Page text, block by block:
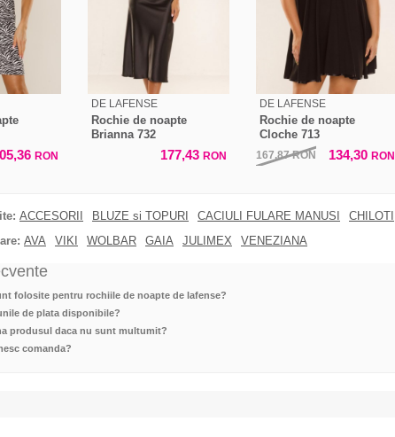
RON
DE LAFENSE
Rochie de noapte
Brianna 732
177,43 RON
DE LAFENSE
Rochie de noapte
Cloche 713
167,87RON 134,30 RON
ACCESORII BLUZE si TOPURI CACIULI FULARE MANUSI CHILOTI
AVA VIKI WOLBAR GAIA JULIMEX VENEZIANA
folosite pentru rochiile de noapte de lafense?
de plata disponibile?
produsul daca nu sunt multumit?
comanda?